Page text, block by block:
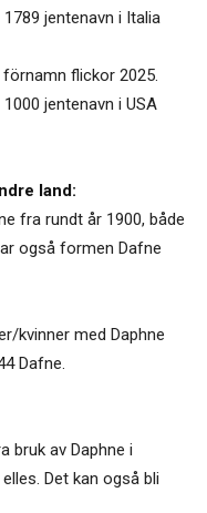
jentenavn i Italia
flickor 2025.
jentenavn i USA
land:
fra rundt år 1900, både
også formen Dafne
kvinner med Daphne
Dafne.
bruk av Daphne i
Det kan også bli